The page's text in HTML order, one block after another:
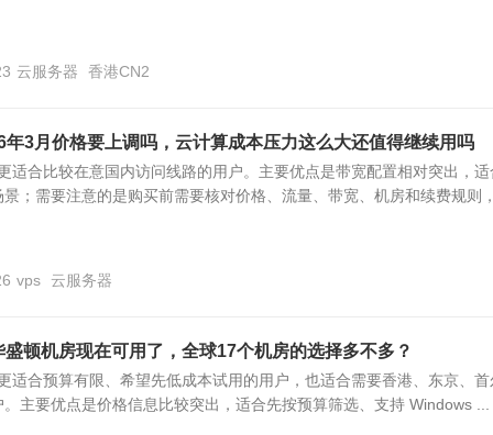
云服务器 香港CN2
3月价格要上调吗，云计算成本压力这么大还值得继续用吗
适合比较在意国内访问线路的用户。主要优点是带宽配置相对突出，适
；需要注意的是购买前需要核对价格、流量、带宽、机房和续费规则
vps 云服务器
顿机房现在可用了，全球17个机房的选择多不多？
适合预算有限、希望先低成本试用的用户，也适合需要香港、东京、首
主要优点是价格信息比较突出，适合先按预算筛选、支持 Windows ...